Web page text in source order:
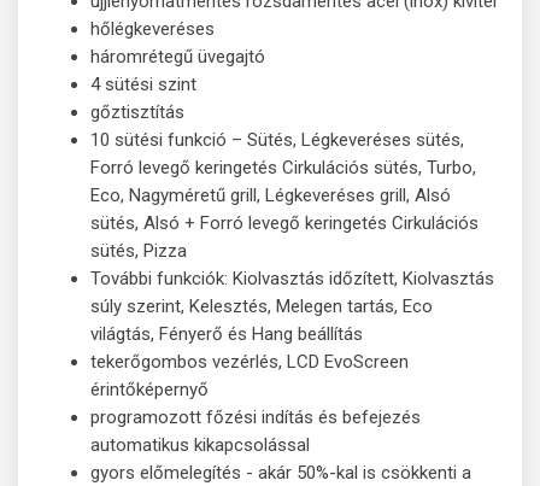
hőlégkeveréses
háromrétegű üvegajtó
4 sütési szint
gőztisztítás
10 sütési funkció – Sütés, Légkeveréses sütés,
Forró levegő keringetés Cirkulációs sütés, Turbo,
Eco, Nagyméretű grill, Légkeveréses grill, Alsó
sütés, Alsó + Forró levegő keringetés Cirkulációs
sütés, Pizza
További funkciók: Kiolvasztás időzített, Kiolvasztás
súly szerint, Kelesztés, Melegen tartás, Eco
világtás, Fényerő és Hang beállítás
tekerőgombos vezérlés, LCD EvoScreen
érintőképernyő
programozott főzési indítás és befejezés
automatikus kikapcsolással
gyors előmelegítés - akár 50%-kal is csökkenti a